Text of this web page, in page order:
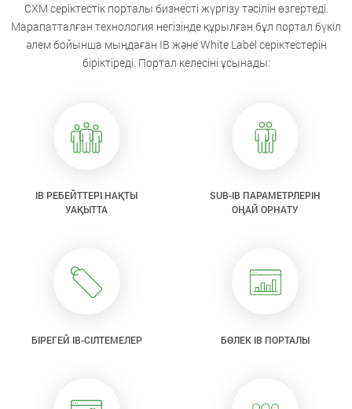
CXM серіктестік порталы бизнесті жүргізу тәсілін өзгертеді.
Марапатталған технология негізінде құрылған бұл портал бүкіл
әлем бойынша мыңдаған IB және White Label серіктестерін
біріктіреді. Портал келесіні ұсынады:
IB РЕБЕЙТТЕРІ НАҚТЫ
УАҚЫТТА
SUB-IB ПАРАМЕТРЛЕРІН
ОҢАЙ ОРНАТУ
БІРЕГЕЙ IB-СІЛТЕМЕЛЕР БӨЛЕК IB ПОРТАЛЫ